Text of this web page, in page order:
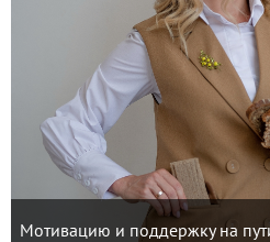
Мотивацию и поддержку на